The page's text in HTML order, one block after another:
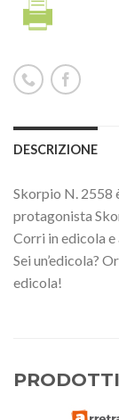
DESCRIZIONE
Skorpio N. 2558
protagonista
Corri in edicola
Sei un’edicola?
edicola!